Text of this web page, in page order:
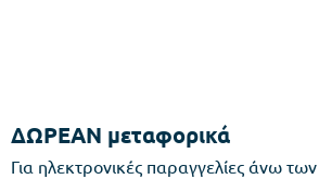
ΔΩΡΕΑΝ μεταφορικά
Για ηλεκτρονικές παραγγελίες άνω